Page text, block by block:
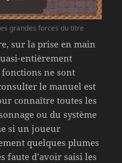
grandes forces du titre
sur la prise en main
entièrement
ne sont
le manuel est
connaître toutes les
ou du système
si un joueur
quelques plumes
faute d’avoir saisi les